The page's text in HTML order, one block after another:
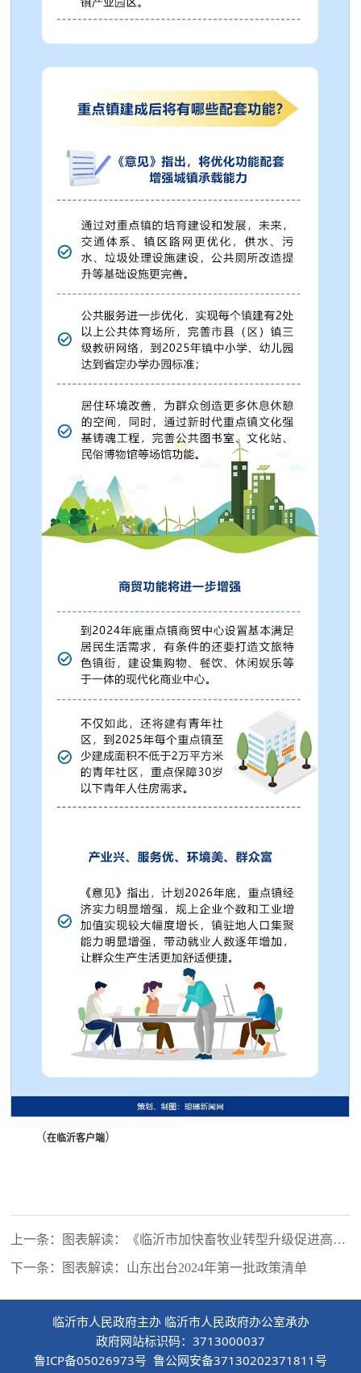
（在临沂客户端）
上一条：图表解读：《临沂市加快畜牧业转型升级促进高质
下一条：图表解读：山东出台2024年第一批政策清单
临沂市人民政府主办 临沂市人民政府办公室承办
政府网站标识码：3713000037
鲁ICP备05026973号 鲁公网安备37130202371811号